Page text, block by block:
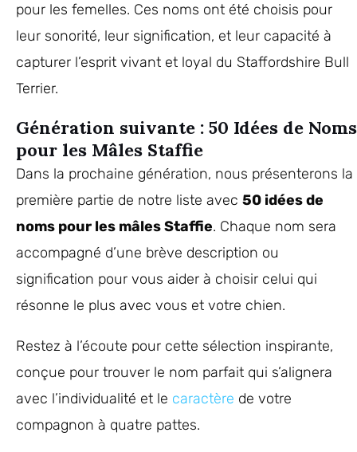
pour les femelles. Ces noms ont été choisis pour
leur sonorité, leur signification, et leur capacité à
capturer l’esprit vivant et loyal du Staffordshire Bull
Terrier.
Génération suivante : 50 Idées de Noms
pour les Mâles Staffie
Dans la prochaine génération, nous présenterons la
première partie de notre liste avec 50 idées de
noms pour les mâles Staffie. Chaque nom sera
accompagné d’une brève description ou
signification pour vous aider à choisir celui qui
résonne le plus avec vous et votre chien.
Restez à l’écoute pour cette sélection inspirante,
conçue pour trouver le nom parfait qui s’alignera
avec l’individualité et le caractère de votre
compagnon à quatre pattes.